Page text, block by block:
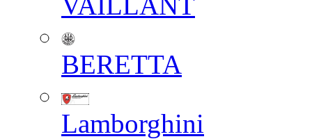
BERETTA
Lamborghini